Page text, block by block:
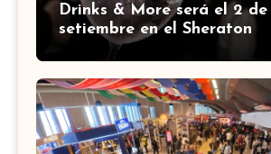
Drinks & More será el 2 de
setiembre en el Sheraton